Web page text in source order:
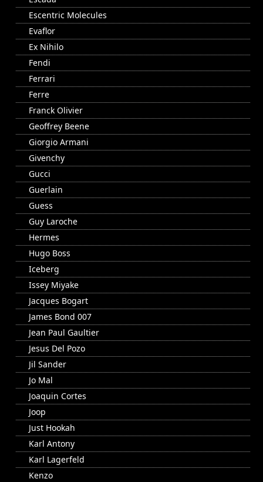
Escentric Molecules
Evaflor
Ex Nihilo
Fendi
Ferrari
Ferre
Franck Olivier
Geoffrey Beene
Giorgio Armani
Givenchy
Gucci
Guerlain
Guess
Guy Laroche
Hermes
Hugo Boss
Iceberg
Issey Miyake
Jacques Bogart
James Bond 007
Jean Paul Gaultier
Jesus Del Pozo
Jil Sander
Jo Mal
Joaquin Cortes
Joop
Just Hookah
Karl Antony
Karl Lagerfeld
Kenzo